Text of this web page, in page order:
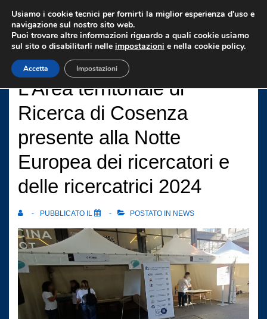
Vai
contenuto
principale
L’Area territoriale di
Ricerca di Cosenza
presente alla Notte
Europea dei ricercatori e
delle ricercatrici 2024
PUBBLICATO IL POSTATO IN NEWS
Usiamo i cookie tecnici per fornirti la miglior esperienza d'uso e
navigazione sul nostro sito web.
Puoi trovare altre informazioni riguardo a quali cookie usiamo
sul sito o disabilitarli nelle impostazioni e nella cookie policy.
Accetta Impostazioni